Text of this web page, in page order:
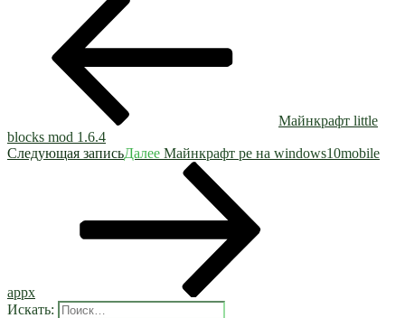
Майнкрафт little
blocks mod 1.6.4
Следующая записьДалее Майнкрафт ре на windows10mobile
appx
Искать: